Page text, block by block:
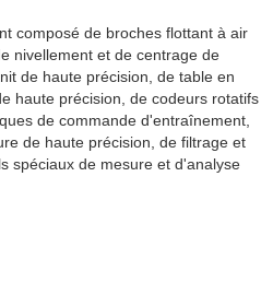
composé de broches flottant à air
nivellement et de centrage de
de haute précision, de table en
haute précision, de codeurs rotatifs
de commande d'entraînement,
de haute précision, de filtrage et
spéciaux de mesure et d'analyse